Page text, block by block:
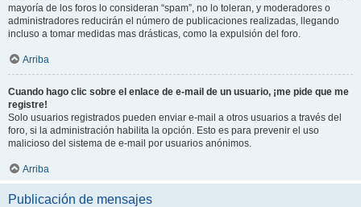
mayoría de los foros lo consideran “spam”, no lo toleran, y moderadores o
administradores reducirán el número de publicaciones realizadas, llegando
incluso a tomar medidas mas drásticas, como la expulsión del foro.
Arriba
Cuando hago clic sobre el enlace de e-mail de un usuario, ¡me pide que me
registre!
Solo usuarios registrados pueden enviar e-mail a otros usuarios a través del
foro, si la administración habilita la opción. Esto es para prevenir el uso
malicioso del sistema de e-mail por usuarios anónimos.
Arriba
Publicación de mensajes